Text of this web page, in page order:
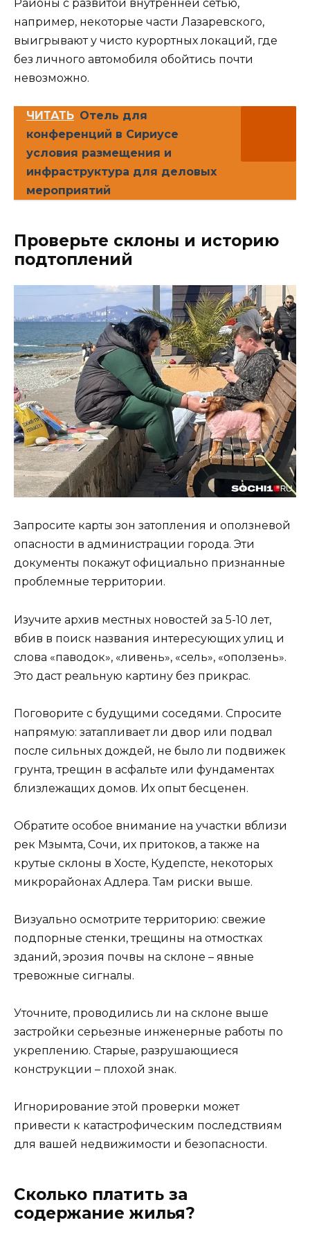
Районы с развитой внутренней сетью,
например, некоторые части Лазаревского,
выигрывают у чисто курортных локаций, где
без личного автомобиля обойтись почти
невозможно.
ЧИТАТЬ Отель для
конференций в Сириусе
условия размещения и
инфраструктура для деловых
мероприятий
Проверьте склоны и историю
подтоплений
Запросите карты зон затопления и оползневой
опасности в администрации города. Эти
документы покажут официально признанные
проблемные территории.
Изучите архив местных новостей за 5-10 лет,
вбив в поиск названия интересующих улиц и
слова «паводок», «ливень», «сель», «оползень».
Это даст реальную картину без прикрас.
Поговорите с будущими соседями. Спросите
напрямую: затапливает ли двор или подвал
после сильных дождей, не было ли подвижек
грунта, трещин в асфальте или фундаментах
близлежащих домов. Их опыт бесценен.
Обратите особое внимание на участки вблизи
рек Мзымта, Сочи, их притоков, а также на
крутые склоны в Хосте, Кудепсте, некоторых
микрорайонах Адлера. Там риски выше.
Визуально осмотрите территорию: свежие
подпорные стенки, трещины на отмостках
зданий, эрозия почвы на склоне – явные
тревожные сигналы.
Уточните, проводились ли на склоне выше
застройки серьезные инженерные работы по
укреплению. Старые, разрушающиеся
конструкции – плохой знак.
Игнорирование этой проверки может
привести к катастрофическим последствиям
для вашей недвижимости и безопасности.
Сколько платить за
содержание жилья?